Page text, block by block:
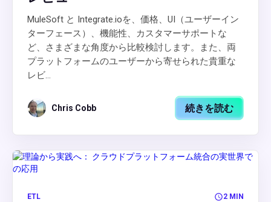
MuleSoft と Integrate.ioを、価格、UI（ユーザーイン
ターフェース）、機能性、カスタマーサポートな
ど、さまざまな角度から比較検討します。また、両
プラットフォームのユーザーから寄せられた貴重な
レビ...
Chris Cobb 続きを読む
ETL 2 MIN